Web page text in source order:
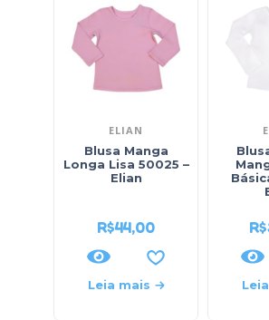
ELIAN
Blusa Manga
Longa Lisa 50025 –
Elian
R$44,00
Leia mais
R$